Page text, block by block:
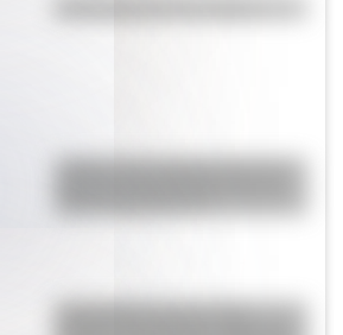
¿Sabías que Argentina tuvo la
Actividades para el 17 de